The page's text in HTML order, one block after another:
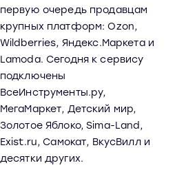
первую очередь продавцам
крупных платформ: Ozon,
Wildberries, Яндекс.Маркета и
Lamoda. Сегодня к сервису
подключены
ВсеИнструменты.ру,
МегаМаркет, Детский мир,
Золотое Яблоко, Sima-Land,
Exist.ru, Самокат, ВкусВилл и
десятки других.